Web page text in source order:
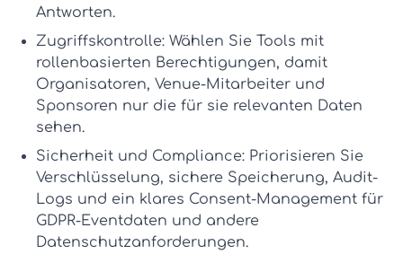
Antworten.
Zugriffskontrolle: Wählen Sie Tools mit
rollenbasierten Berechtigungen, damit
Organisatoren, Venue-Mitarbeiter und
Sponsoren nur die für sie relevanten Daten
sehen.
Sicherheit und Compliance: Priorisieren Sie
Verschlüsselung, sichere Speicherung, Audit-
Logs und ein klares Consent-Management für
GDPR-Eventdaten und andere
Datenschutzanforderungen.